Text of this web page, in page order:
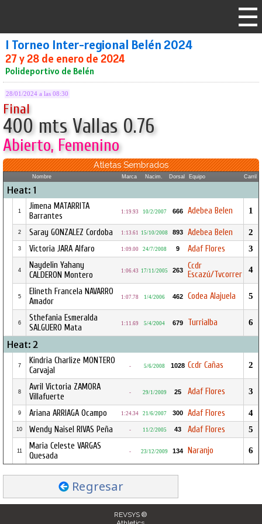
I Torneo Inter-regional Belén 2024
27 y 28 de enero de 2024
Polideportivo de Belén
28/01/2024 a las 08:30
Final
400 mts Vallas 0.76
Abierto, Femenino
Atletas Sembrados
Nombre Marca Nacim. Dorsal Equipo Carril
Heat: 1
1
Jimena MATARRITA
Barrantes
1:19.93 10/2/2007 666 Adebea Belen 1
2 Saray GONZALEZ Cordoba 1:13.61 15/10/2008 893 Adebea Belen 2
3 Victoria JARA Alfaro 1:09.00 24/7/2008 9 Adaf Flores 3
4
Naydelin Yahany
CALDERON Montero
1:06.43 17/11/2005 263
Ccdr
Escazú/Tvcorrer
4
5
Elineth Francela NAVARRO
Amador
1:07.78 1/4/2006 462 Codea Alajuela 5
6
Sthefania Esmeralda
SALGUERO Mata
1:11.69 5/4/2004 679 Turrialba 6
Heat: 2
7
Kindria Charlize MONTERO
Carvajal
- 5/6/2008 1028 Ccdr Cañas 2
8
Avril Victoria ZAMORA
Villafuerte
- 29/1/2009 25 Adaf Flores 3
9 Ariana ARRIAGA Ocampo 1:24.34 21/6/2007 300 Adaf Flores 4
10 Wendy Naisel RIVAS Peña - 11/2/2005 43 Adaf Flores 5
11
Maria Celeste VARGAS
Quesada
- 23/12/2009 134 Naranjo 6
Regresar
REVSYS ®